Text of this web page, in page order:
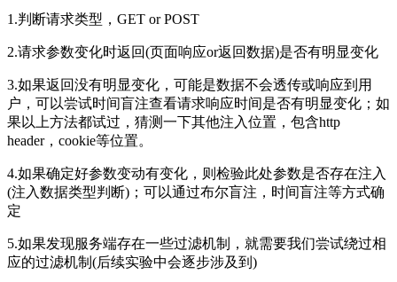
1.判断请求类型，GET or POST
2.请求参数变化时返回(页面响应or返回数据)是否有明显变化
3.如果返回没有明显变化，可能是数据不会透传或响应到用
户，可以尝试时间盲注查看请求响应时间是否有明显变化；如
果以上方法都试过，猜测一下其他注入位置，包含http
header，cookie等位置。
4.如果确定好参数变动有变化，则检验此处参数是否存在注入
(注入数据类型判断)；可以通过布尔盲注，时间盲注等方式确
定
5.如果发现服务端存在一些过滤机制，就需要我们尝试绕过相
应的过滤机制(后续实验中会逐步涉及到)